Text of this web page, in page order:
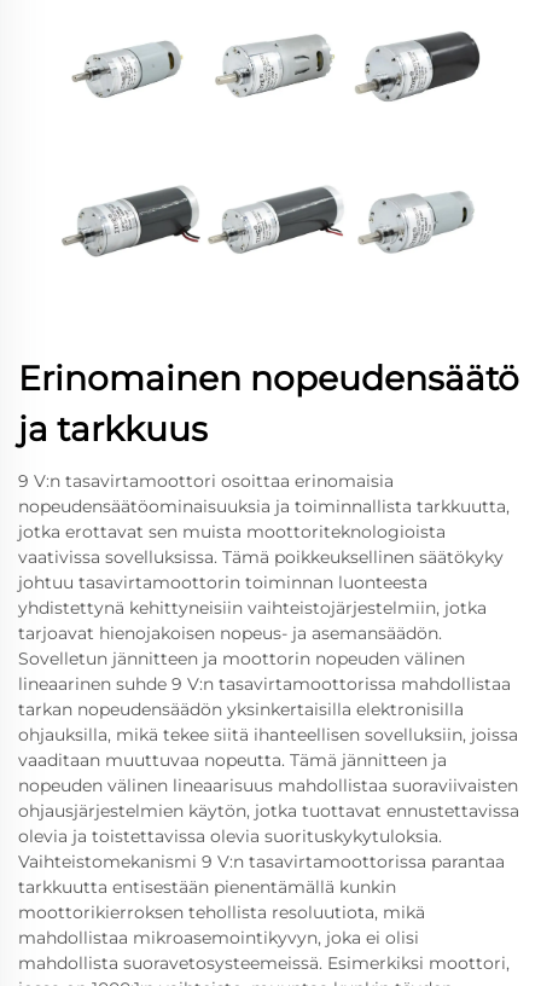
Erinomainen nopeudensäätö
ja tarkkuus
9 V:n tasavirtamoottori osoittaa erinomaisia
nopeudensäätöominaisuuksia ja toiminnallista tarkkuutta,
jotka erottavat sen muista moottoriteknologioista
vaativissa sovelluksissa. Tämä poikkeuksellinen säätökyky
johtuu tasavirtamoottorin toiminnan luonteesta
yhdistettynä kehittyneisiin vaihteistojärjestelmiin, jotka
tarjoavat hienojakoisen nopeus- ja asemansäädön.
Sovelletun jännitteen ja moottorin nopeuden välinen
lineaarinen suhde 9 V:n tasavirtamoottorissa mahdollistaa
tarkan nopeudensäädön yksinkertaisilla elektronisilla
ohjauksilla, mikä tekee siitä ihanteellisen sovelluksiin, joissa
vaaditaan muuttuvaa nopeutta. Tämä jännitteen ja
nopeuden välinen lineaarisuus mahdollistaa suoraviivaisten
ohjausjärjestelmien käytön, jotka tuottavat ennustettavissa
olevia ja toistettavissa olevia suorituskykytuloksia.
Vaihteistomekanismi 9 V:n tasavirtamoottorissa parantaa
tarkkuutta entisestään pienentämällä kunkin
moottorikierroksen tehollista resoluutiota, mikä
mahdollistaa mikroasemointikyvyn, joka ei olisi
mahdollista suoravetosysteemeissä. Esimerkiksi moottori,